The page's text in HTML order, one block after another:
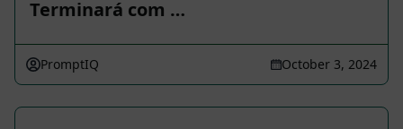
Terminará com …
PromptIQ October 3, 2024